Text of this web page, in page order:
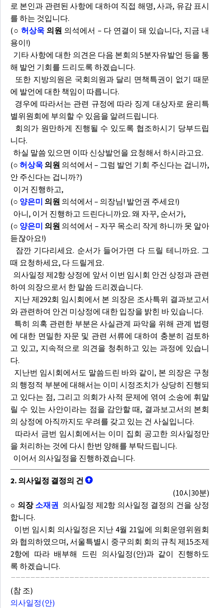
로 본인과 관련된 사항에 대하여 직접 해명, 사과, 유감 표시
를 하는 것입니다.
(○허상욱 의원 의석에서 – 다 연결이 돼 있습니다, 지금 내
용이!)
기타 사항에 대한 의견은 다음 본회의 5분자유발언 등을 통
해 발언 기회를 드리도록 하겠습니다.
또한 지방의원은 국회의원과 달리 면책특권이 없기 때문
에 발언에 대한 책임이 따릅니다.
경우에 따라서는 관련 규정에 따라 징계 대상자로 윤리특
별위원회에 부의할 수 있음을 알려드립니다.
회의가 원만하게 진행될 수 있도록 협조하시기 당부드립
니다.
하실 말씀 있으면 이따 신상발언을 요청해서 하시라고요.
(○ 허상욱 의원 의석에서 – 그럼 발언 기회 주신다는 겁니까,
안 주신다는 겁니까?)
이거 진행하고,
(○ 양은미 의원 의석에서 – 의장님! 발언권 주세요!)
아니, 이거 진행하고 드린다니까요. 왜 자꾸, 순서가,
(○ 양은미 의원 의석에서 – 자꾸 목소리 작게 하니까 못 알아
듣잖아요!)
잠깐 기다리세요. 순서가 들어가면 다 드릴 테니까요. 그
때 요청하세요, 다 드릴게요.
의사일정 제2항 상정에 앞서 이번 임시회 안건 상정과 관련
하여 의장으로서 한 말씀 드리겠습니다.
지난 제292회 임시회에서 본 의장은 조사특위 결과보고서
와 관련하여 안건 미상정에 대한 입장을 밝힌 바 있습니다.
특히 의혹 관련한 부분은 사실관계 파악을 위해 관계 법령
에 대한 면밀한 자문 및 관련 서류에 대하여 충분히 검토하
고 있고, 지속적으로 의견을 청취하고 있는 과정에 있습니
다.
지난번 임시회에서도 말씀드린 바와 같이, 본 의장은 구청
의 행정적 부분에 대해서는 이미 시정조치가 상당히 진행되
고 있다는 점, 그리고 의회가 사적 문제에 엮여 소송에 휘말
릴 수 있는 사안이라는 점을 감안할 때, 결과보고서의 본회
의 상정에 아직까지도 우려를 갖고 있는 건 사실입니다.
따라서 금번 임시회에서는 이미 집회 공고한 의사일정만
을 처리하는 것에 다시 한번 양해를 부탁드립니다.
이어서 의사일정을 진행하겠습니다.
2. 의사일정 결정의 건
(10시30분)
○ 의장 소재권 의사일정 제2항 의사일정 결정의 건을 상정
합니다.
이번 임시회 의사일정은 지난 4월 21일에 의회운영위원회
와 협의하였으며, 서울특별시 중구의회 회의 규칙 제15조제
2항에 따라 배부해 드린 의사일정(안)과 같이 진행하도
록 하겠습니다.
(참 조)
의사일정(안)